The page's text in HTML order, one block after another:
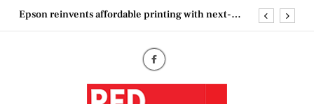
SkipEpson reinvents affordable printing with next-
“See Her Heal – 1,000 Untold Stories” 为马来西亚
妈妈提供分享剖腹产复原历程的空间